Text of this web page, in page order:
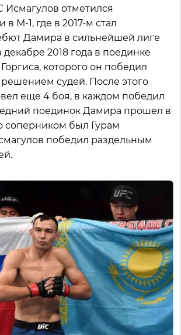
Исмагулов отметился
М-1, где в 2017-м стал
Дамира в сильнейшей лиге
2018 года в поединке
которого он победил
судей. После этого
еще 4 боя, в каждом победил
поединок Дамира прошел в
соперником был Гурам
победил раздельным